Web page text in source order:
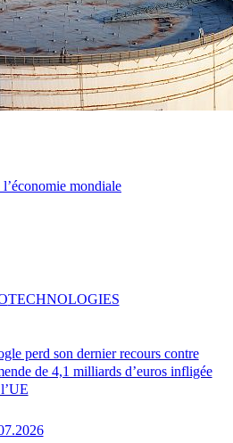
mondiale
perd son dernier recours contre
de 4,1 milliards d’euros infligée
TECHNOLOGIES